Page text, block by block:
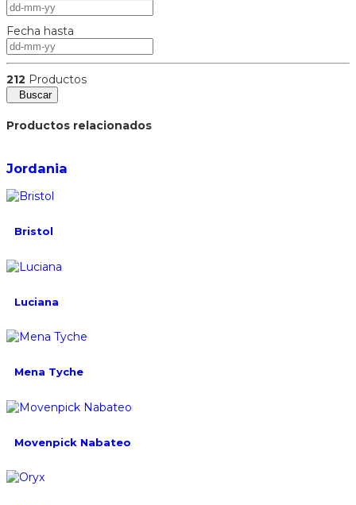
Fecha hasta
212 Productos
Buscar
Productos relacionados
Jordania
Bristol
Luciana
Mena Tyche
Movenpick Nabateo